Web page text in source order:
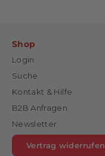
Shop
Login
Suche
Kontakt & Hilfe
B2B Anfragen
Newsletter
Vertrag widerrufen